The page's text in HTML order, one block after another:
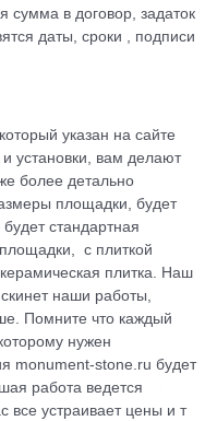
сумма в договор, задаток
даты, сроки , подписи
который указан на сайте
установки, вам делают
более детально
площадки, будет
стандартная
с плиткой
плитка. Наш
скинет наши работы,
Помните что каждый
нужен
monument-stone.ru будет
работа ведется
все устраивает цены и т